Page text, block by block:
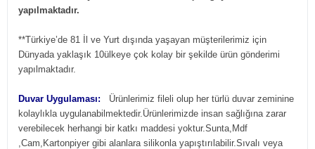
yapılmaktadır.
**Türkiye’de 81 İl ve Yurt dışında yaşayan müşterilerimiz için
Dünyada yaklaşık 10ülkeye çok kolay bir şekilde ürün gönderimi
yapılmaktadır.
Duvar Uygulaması:
Ürünlerimiz fileli olup her türlü duvar zeminine
kolaylıkla uygulanabilmektedir.Ürünlerimizde insan sağlığına zarar
verebilecek herhangi bir katkı maddesi yoktur.Sunta,Mdf
,Cam,Kartonpiyer gibi alanlara silikonla yapıştırılabilir.Sıvalı veya